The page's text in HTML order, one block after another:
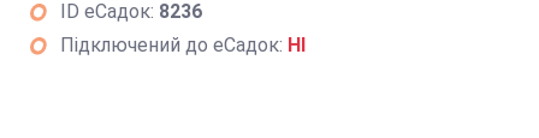
ID еСадок: 8236
Підключений до еСадок: НІ